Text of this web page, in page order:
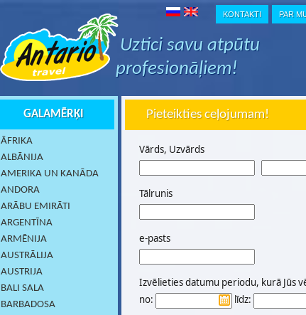
KONTAKTI PAR
Uztici savu atpūtu
profesionāļiem!
GALAMĒRĶI
ĀFRIKA
ALBĀNIJA
AMERIKA UN KANĀDA
ANDORA
ARĀBU EMIRĀTI
ARGENTĪNA
ARMĒNIJA
AUSTRĀLIJA
AUSTRIJA
BALI SALA
BARBADOSA
Pieteikties ceļojumam!
Vārds, Uzvārds
Tālrunis
e-pasts
Izvēlieties datumu periodu, kurā Jūs
no:
līdz: